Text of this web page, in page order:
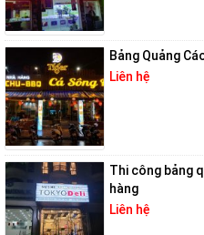
Bảng Quảng
Liên hệ
Thi công bảng
hàng
Liên hệ